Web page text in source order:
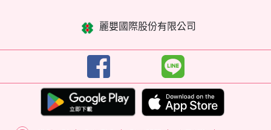
麗嬰國際股份有限公司